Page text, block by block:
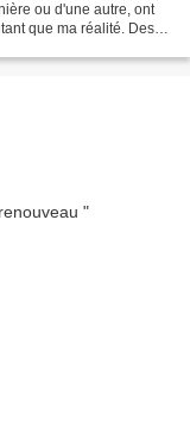
ou d'une autre, ont
que ma réalité. Des